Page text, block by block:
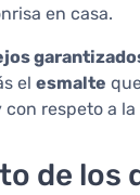
en casa.
el esmalte
respeto a
de los